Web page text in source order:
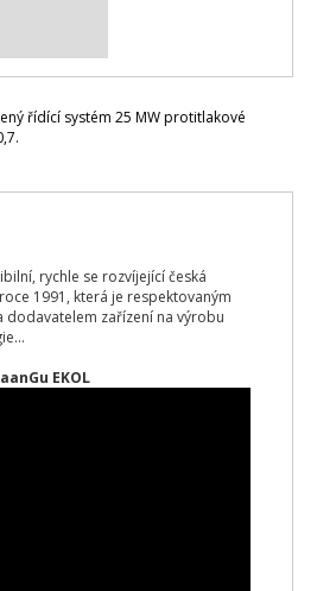
řídící systém 25 MW protitlakové
rychle se rozvíjející česká
1991, která je respektovaným
dodavatelem zařízení na výrobu
EKOL